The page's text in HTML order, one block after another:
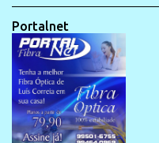
Portalnet